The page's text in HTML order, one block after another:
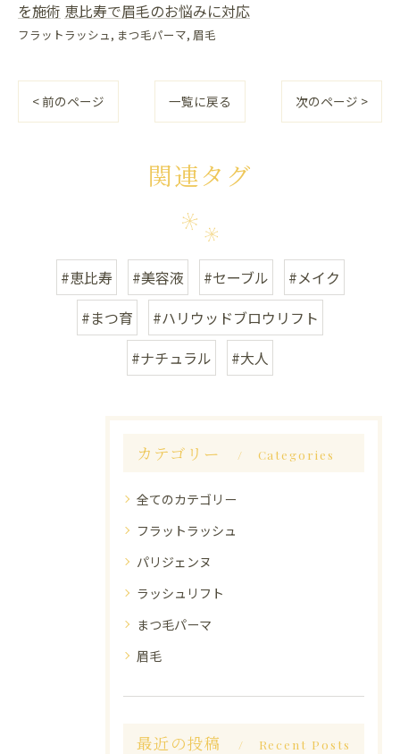
を施術 恵比寿で眉毛のお悩みに対応
フラットラッシュ まつ毛パーマ 眉毛
< 前のページ 一覧に戻る 次のページ >
関連タグ
#恵比寿 #美容液 #セーブル
#メイク
#まつ育
#ハリウッドブロウリフト
#ナチュラル
#大人
カテゴリー Categories
全てのカテゴリー
フラットラッシュ
パリジェンヌ
ラッシュリフト
まつ毛パーマ
眉毛
最近の投稿 Recent Posts